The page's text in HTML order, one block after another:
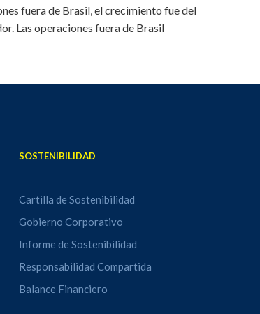
fuera de Brasil, el crecimiento fue del
Las operaciones fuera de Brasil
SOSTENIBILIDAD
Cartilla de Sostenibilidad
Gobierno Corporativo
Informe de Sostenibilidad
Responsabilidad Compartida
Balance Financiero